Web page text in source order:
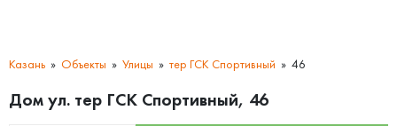
Казань Объекты Улицы тер ГСК Спортивный 46
Дом ул. тер ГСК Спортивный, 46